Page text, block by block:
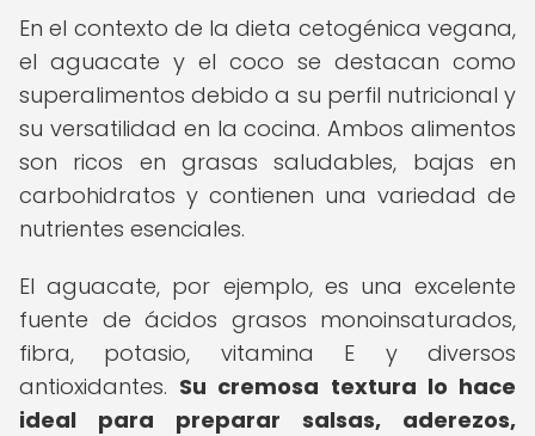
En el contexto de la dieta cetogénica vegana,
el aguacate y el coco se destacan como
superalimentos debido a su perfil nutricional y
su versatilidad en la cocina. Ambos alimentos
son ricos en grasas saludables, bajas en
carbohidratos y contienen una variedad de
nutrientes esenciales.
El aguacate, por ejemplo, es una excelente
fuente de ácidos grasos monoinsaturados,
fibra, potasio, vitamina E y diversos
antioxidantes. Su cremosa textura lo hace
ideal para preparar salsas, aderezos,